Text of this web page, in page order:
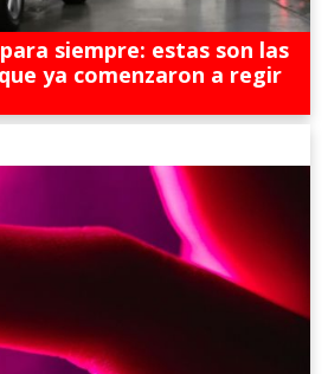
siempre: estas son las
ya comenzaron a regir